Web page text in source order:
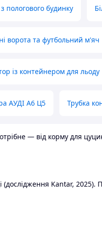
будинку
ворота та футбольний м'яч
із контейнером для льоду
АУДІ А6 Ц5 Трубка
— від корму для
Kantar, 2025).